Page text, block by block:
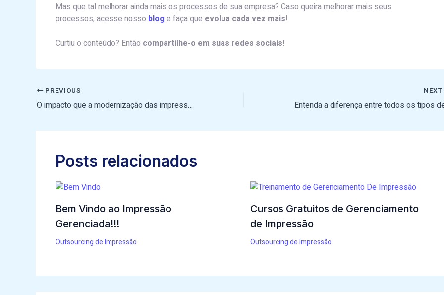
Mas que tal melhorar ainda mais os processos de sua empresa? Caso queira melhorar mais seus
processos, acesse nosso blog e faça que evolua cada vez mais!
Curtiu o conteúdo? Então compartilhe-o em suas redes sociais!
PREVIOUS
O impacto que a modernização das impressoras teve em nossas vidas
NEXT
Posts relacionados
Bem Vindo ao Impressão
Gerenciada!!!
Outsourcing de Impressão
Cursos Gratuitos de Gerenciamento
de Impressão
Outsourcing de Impressão